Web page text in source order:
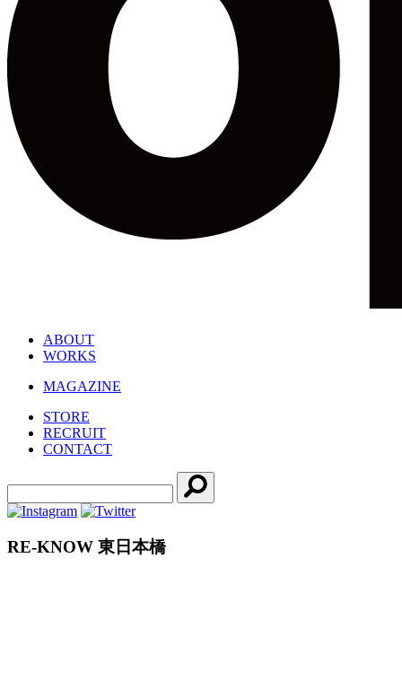
ABOUT
WORKS
MAGAZINE
STORE
RECRUIT
CONTACT
RE-KNOW 東日本橋